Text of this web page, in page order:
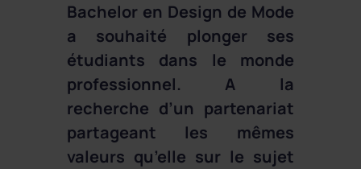
Bachelor en Design de Mode
a souhaité plonger ses
étudiants dans le monde
professionnel. A la
recherche d’un partenariat
partageant les mêmes
valeurs qu’elle sur le sujet